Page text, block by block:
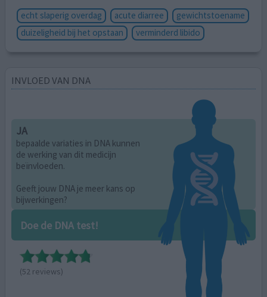
echt slaperig overdag
acute diarree
gewichtstoename
duizeligheid bij het opstaan
verminderd libido
INVLOED VAN DNA
JA
bepaalde variaties in DNA kunnen
de werking van dit medicijn
beïnvloeden.
Geeft jouw DNA je meer kans op
bijwerkingen?
Doe de DNA test!
(52 reviews)